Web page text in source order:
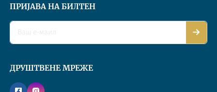
ПРИЈАВА НА БИЛТЕН
ДРУШТВЕНЕ МРЕЖЕ